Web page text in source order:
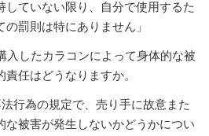
していない限り、自分で使用するた
罰則は特にありません」
入したカラコンによって身体的な被
任はどうなりますか。
行為の規定で、売り手に故意また
な被害が発生しないかどうかについ